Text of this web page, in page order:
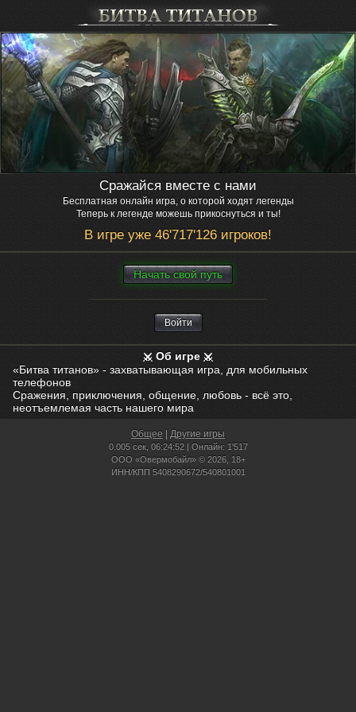
Сражайся вместе с нами
Бесплатная онлайн игра, о которой ходят легенды
Теперь к легенде можешь прикоснуться и ты!
В игре уже 46'717'126 игроков!
Нaчaть свой путь
Войти
Об игре
«Битва титанов» - захватывающая игра, для мобильных
телефонов
Сражения, приключения, общение, любовь - всё это,
неотъемлемая часть нашего мира
Общее Другие игры
0.005 сек, 06:24:52 | Онлайн: 1'517
ООО «Овермобайл» © 2026, 18+
ИНН/КПП 5408290672/540801001